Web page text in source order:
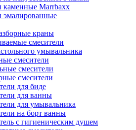
Marrbaxx
краны
смесители
умывальника
смесители
смесители
смесители
для биде
для ванны
для умывальника
на борт ванны
с гигиеническим душем